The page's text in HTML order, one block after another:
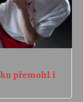
přemohl i